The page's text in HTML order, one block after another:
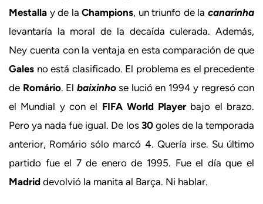
Mestalla y de laChampions, un triunfo de lacanarinha
levantaría la moral de la decaída culerada. Además,
Ney cuenta con la ventaja en esta comparación de que
Gales no está clasificado. El problema es el precedente
de Romário. El baixinhose lució en 1994 y regresó con
el Mundial y con el FIFA World Playerbajo el brazo.
Pero ya nada fue igual. De los 30goles de la temporada
anterior, Romário sólo marcó 4. Quería irse. Su último
partido fue el 7 de enero de 1995. Fue el día que el
Madrid devolvió la manita al Barça. Ni hablar.